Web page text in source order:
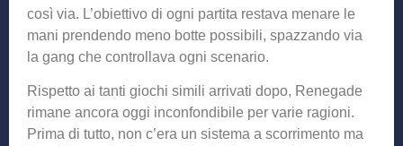
così via. L’obiettivo di ogni partita restava menare le
mani prendendo meno botte possibili, spazzando via
la gang che controllava ogni scenario.
Rispetto ai tanti giochi simili arrivati dopo, Renegade
rimane ancora oggi inconfondibile per varie ragioni.
Prima di tutto, non c’era un sistema a scorrimento ma